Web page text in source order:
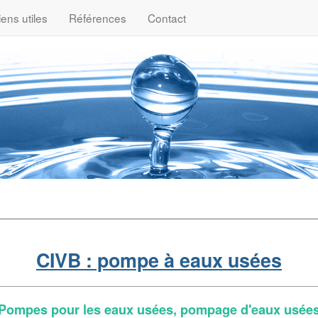
utiles Références Contact
CIVB : pompe à eaux usées
pour les eaux usées, pompage d'eaux